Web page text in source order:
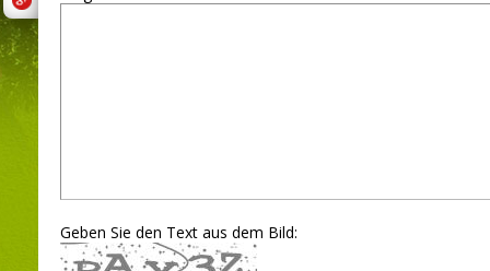
Geben Sie den Text aus dem Bild: